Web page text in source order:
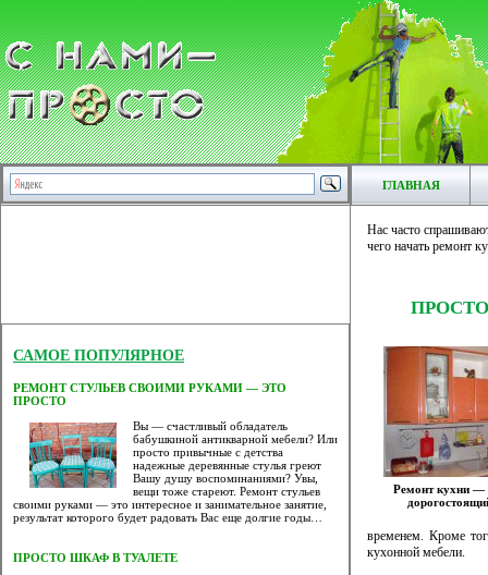
ГЛАВНАЯ
САМОЕ ПОПУЛЯРНОЕ
РЕМОНТ СТУЛЬЕВ СВОИМИ РУКАМИ — ЭТО
ПРОСТО
Вы — счастливый обладатель
бабушкиной антикварной мебели? Или
просто привычные с детства
надежные деревянные стулья греют
Вашу душу воспоминаниями? Увы,
вещи тоже стареют. Ремонт стульев
своими руками — это интересное и занимательное занятие,
результат которого будет радовать Вас еще долгие годы…
ПРОСТО ШКАФ В ТУАЛЕТЕ
Нас часто
чего начать ремонт
Ремонт кухни —
временем. Кроме
кухонной мебели.